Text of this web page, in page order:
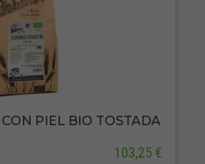
PIEL BIO TOSTADA
103,25 €